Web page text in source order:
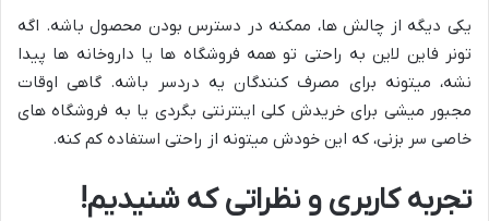
یکی دیگه از چالش ها، ممکنه در دسترس بودن محصول باشه. اگه
تونر فاین لاین به راحتی تو همه فروشگاه ها یا داروخانه ها پیدا
نشه، میتونه برای مصرف کنندگان یه دردسر باشه. گاهی اوقات
مجبور میشی برای خریدش کلی اینترنتی بگردی یا به فروشگاه های
خاصی سر بزنی، که این خودش میتونه از راحتی استفاده کم کنه.
تجربه کاربری و نظراتی که شنیدیم!